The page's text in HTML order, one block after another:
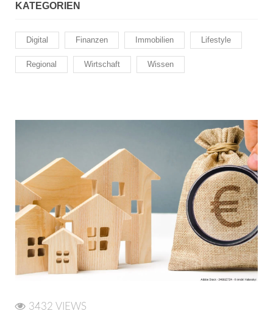
KATEGORIEN
Digital Finanzen Immobilien Lifestyle
Regional Wirtschaft Wissen
3432 VIEWS